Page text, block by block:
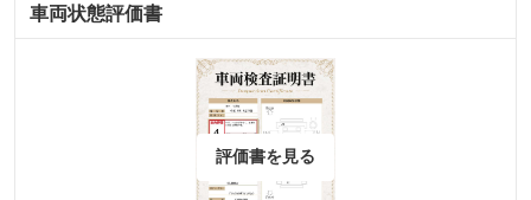
車両状態評価書
評価書を見る